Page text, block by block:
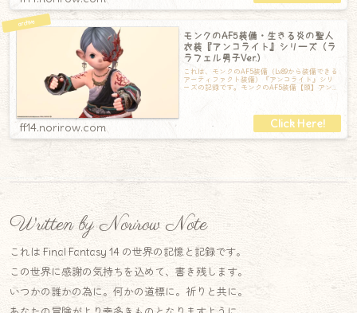
モンクのAF5装備・生きる炎の聖人
衣装『アンコライト』シリーズ（ラ
ラフェル男子Ver.）
これは、モンクのAF5装備（Lv89から装備できる
アーティファクト装備）『アンコライト』シリ
ーズの記録です。モンクのAF5装備【頭】アンコ
ff14.norirow.com
Written by Norirow Note
これは Final Fantasy 14 の世界の記憶と記録です。
この世界に感謝の気持ちを込めて、書き残します。
いつかの誰かの為に。何かの道標に。祈りと共に。